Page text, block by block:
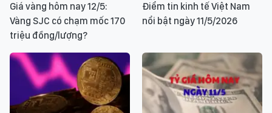
Giá vàng hôm nay 12/5:
Vàng SJC có chạm mốc 170
triệu đồng/lượng?
Điểm tin kinh tế Việt Nam
nổi bật ngày 11/5/2026